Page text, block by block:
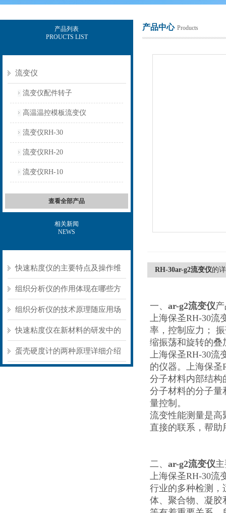
产品列表
PROUCTS LIST
流变仪
流变仪配件转子
高温温控模板流变仪
流变仪RH-30
流变仪RH-20
流变仪RH-10
查看全部产品
相关新闻
NEWS
快速粘度仪的主要特点及操作维
护方式
组织分析仪的作用体现在哪些方
面？
组织分析仪的技术原理随应用场
景不同存在明显差异
快速粘度仪在新材料的研发中的
应用
蛋壳硬度计的两种原理详细介绍
产品中心 Products
RH-30ar-g2流变仪的
一、 ar-g2流变仪
上海保圣RH-30流
率，控制应力；
缩振荡和旋转的叠
上海保圣RH-30流
的仪器。上海保
分子材料内部结构
分子材料的分子量
量控制。
流变性能测量是高
直接的联系，帮
二、 ar-g2流变仪
上海保圣RH-30流
行业的多种检测，
体、聚合物、凝胶